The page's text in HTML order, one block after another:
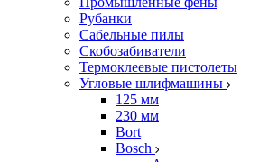
Рубанки
Сабельные пилы
Скобозабиватели
Термоклеевые пистолеты
Угловые шлифмашины
125 мм
230 мм
Bort
Bosch